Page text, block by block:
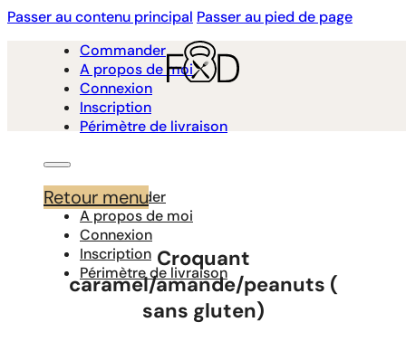
Passer au contenu principal Passer au pied de page
Commander
A propos de moi
Connexion
Inscription
Périmètre de livraison
Commander
A propos de moi
Connexion
Inscription
Périmètre de livraison
Retour menu
Croquant
caramel/amande/peanuts (
sans gluten)